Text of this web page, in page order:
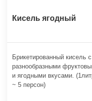
Кисель ягодный
Брикетированный кисель с
разнообразными
и ягодными вкусами.
~ 5 персон)